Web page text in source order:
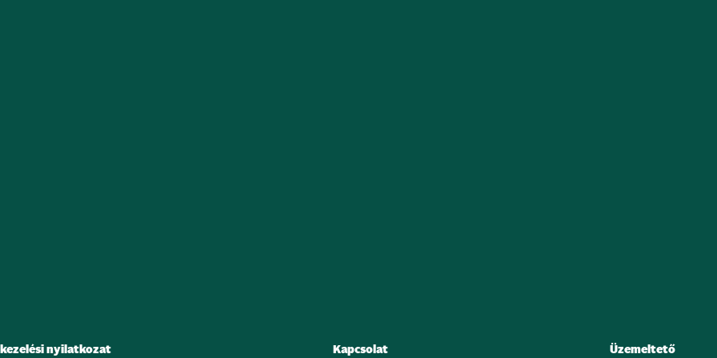
nyilatkozat Kapcsolat Üzemeltető